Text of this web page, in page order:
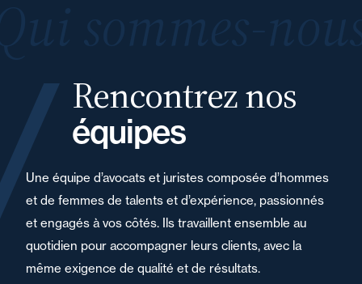
Rencontrez nos
équipes
Une équipe d’avocats et juristes composée d’hommes
et de femmes de talents et d’expérience, passionnés
et engagés à vos côtés. Ils travaillent ensemble au
quotidien pour accompagner leurs clients, avec la
même exigence de qualité et de résultats.